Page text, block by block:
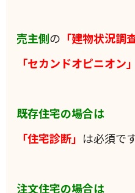
売主側の 「建物状況調
「セカンドオピニオン」
既存住宅の場合は
「住宅診断」 は必須で
注文住宅の場合は